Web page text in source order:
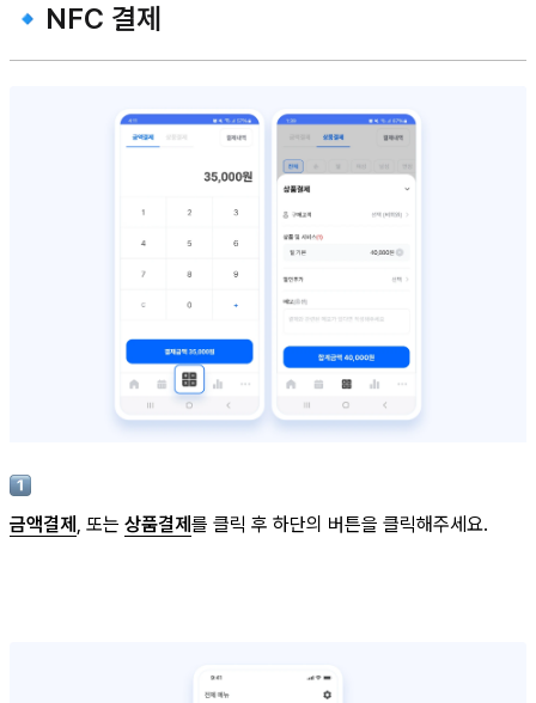
🔹NFC 결제
금액결제 , 또는 상품결제 를 클릭 후 하단의 버튼을 클릭해주세요.